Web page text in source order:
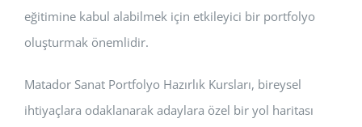
eğitimine kabul alabilmek için etkileyici bir portfolyo
oluşturmak önemlidir.
Matador Sanat Portfolyo Hazırlık Kursları, bireysel
ihtiyaçlara odaklanarak adaylara özel bir yol haritası